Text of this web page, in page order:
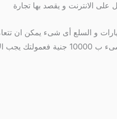
الانترنت و يقصد بها تجارة
و السلع أى شىء يمكن ان